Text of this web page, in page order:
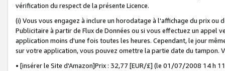
vérification du respect de la présente Licence.
(i) Vous vous engagez à inclure un horodatage à l'affichage du prix
Publicitaire à partir de Flux de Données ou si vous effectuez un appel
application moins d'une fois toutes les heures. Cependant, le jour
sur votre application, vous pouvez omettre la partie date du tampon.
• [insérer le Site d'Amazon]Prix : 32,77 [EUR/£] (le 01/07/2008 14 h